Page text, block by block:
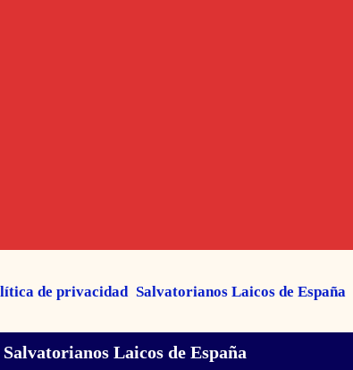
de privacidad Salvatorianos Laicos de España
Laicos de España